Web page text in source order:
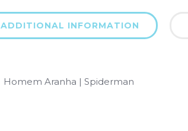
ADDITIONAL INFORMATION
Homem Aranha | Spiderman